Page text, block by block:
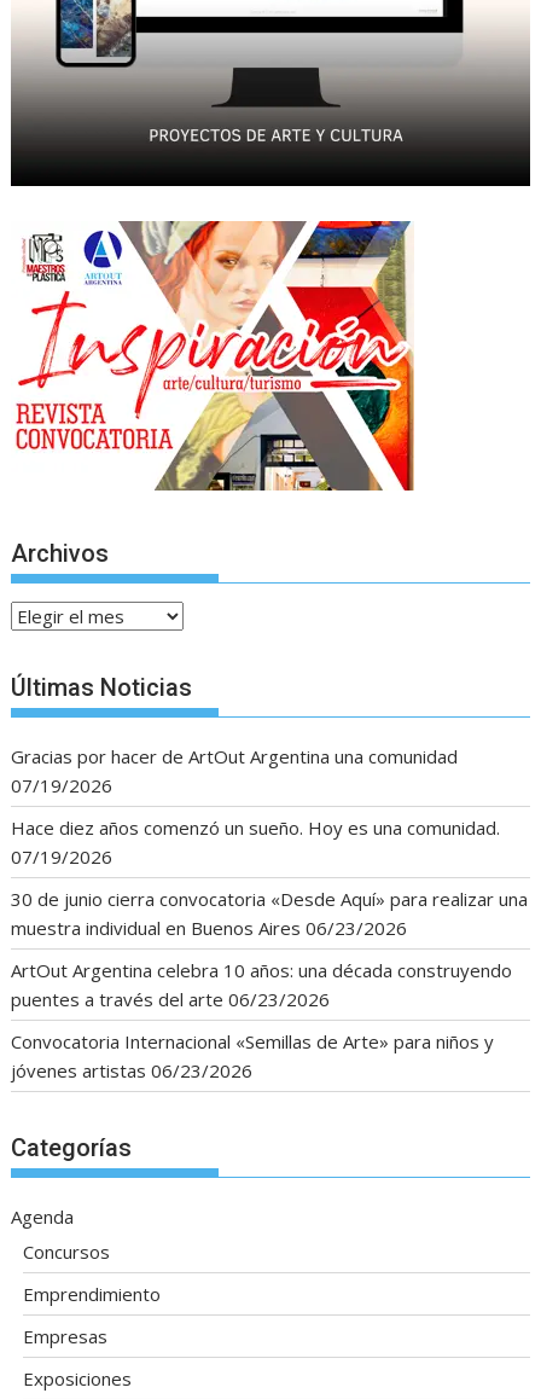
Archivos
Archivos
Últimas Noticias
Gracias por hacer de ArtOut Argentina una comunidad
07/19/2026
Hace diez años comenzó un sueño. Hoy es una comunidad.
07/19/2026
30 de junio cierra convocatoria «Desde Aquí» para realizar una
muestra individual en Buenos Aires 06/23/2026
ArtOut Argentina celebra 10 años: una década construyendo
puentes a través del arte 06/23/2026
Convocatoria Internacional «Semillas de Arte» para niños y
jóvenes artistas 06/23/2026
Categorías
Agenda
Concursos
Emprendimiento
Empresas
Exposiciones